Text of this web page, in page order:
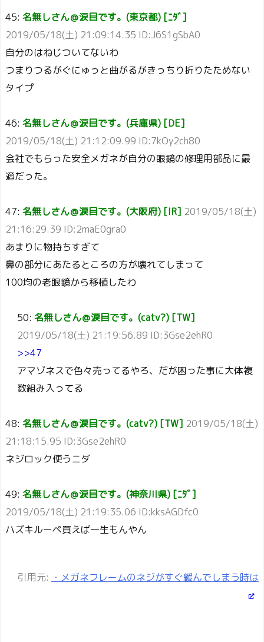
45: 名無しさん＠涙目です。(東京都) [ﾆﾀﾞ]
2019/05/18(土) 21:09:14.35 ID:J6S1gSbA0
自分のはねじついてないわ
つまりつるがぐにゅっと曲がるがきっちり折りたためない
タイプ
46: 名無しさん＠涙目です。(兵庫県) [DE]
2019/05/18(土) 21:12:09.99 ID:7kOy2ch80
会社でもらった安全メガネが自分の眼鏡の修理用部品に最
適だった。
47: 名無しさん＠涙目です。(大阪府) [IR] 2019/05/18(土)
21:16:29.39 ID:2maE0gra0
あまりに物持ちすぎて
鼻の部分にあたるところの方が壊れてしまって
100均の老眼鏡から移植したわ
50: 名無しさん＠涙目です。(catv?) [TW]
2019/05/18(土) 21:19:56.89 ID:3Gse2ehR0
>>47
アマゾネスで色々売ってるやろ、だが困った事に大体複
数組み入ってる
48: 名無しさん＠涙目です。(catv?) [TW] 2019/05/18(土)
21:18:15.95 ID:3Gse2ehR0
ネジロック使うニダ
49: 名無しさん＠涙目です。(神奈川県) [ﾆﾀﾞ]
2019/05/18(土) 21:19:35.06 ID:kksAGDfc0
ハズキルーペ買えば一生もんやん
引用元: ・メガネフレームのネジがすぐ緩んでしまう時は